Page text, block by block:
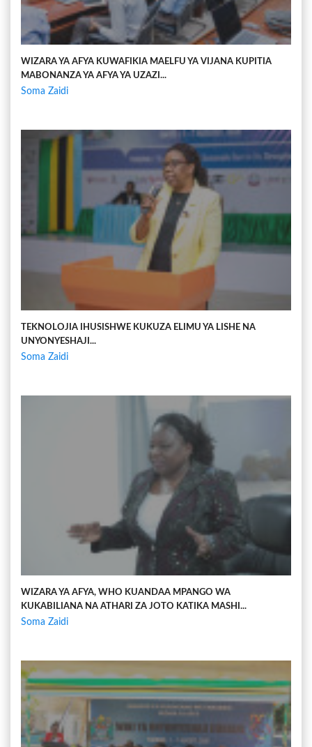
WIZARA YA AFYA KUWAFIKIA MAELFU YA VIJANA KUPITIA
MABONANZA YA AFYA YA UZAZI...
Soma Zaidi
TEKNOLOJIA IHUSISHWE KUKUZA ELIMU YA LISHE NA
UNYONYESHAJI...
Soma Zaidi
WIZARA YA AFYA, WHO KUANDAA MPANGO WA
KUKABILIANA NA ATHARI ZA JOTO KATIKA MASHI...
Soma Zaidi